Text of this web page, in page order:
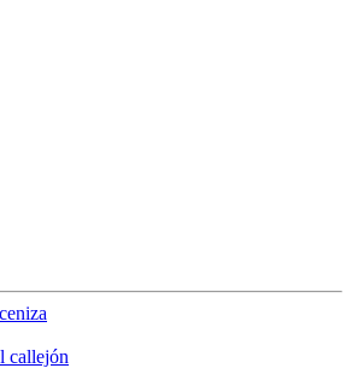
callejón